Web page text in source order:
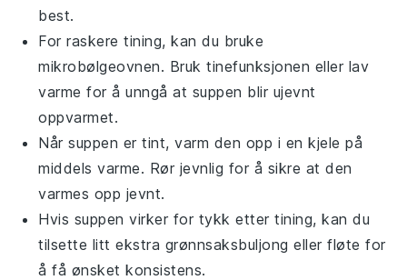
best.
For raskere tining, kan du bruke
mikrobølgeovnen. Bruk tinefunksjonen eller lav
varme for å unngå at suppen blir ujevnt
oppvarmet.
Når suppen er tint, varm den opp i en kjele på
middels varme. Rør jevnlig for å sikre at den
varmes opp jevnt.
Hvis suppen virker for tykk etter tining, kan du
tilsette litt ekstra grønnsaksbuljong ellerfløte for
å få ønsket konsistens.